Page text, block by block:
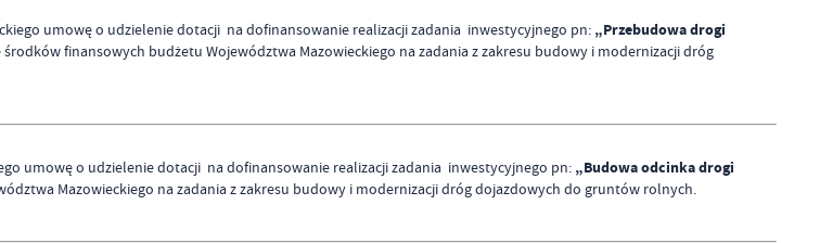
umowę o udzielenie dotacji na dofinansowanie realizacji zadania inwestycyjnego pn: „Przebudowa drogi
środków finansowych budżetu Województwa Mazowieckiego na zadania z zakresu budowy i modernizacji dróg
umowę o udzielenie dotacji na dofinansowanie realizacji zadania inwestycyjnego pn:„Budowa odcinka drogi
Mazowieckiego na zadania z zakresu budowy i modernizacji dróg dojazdowych do gruntów rolnych.